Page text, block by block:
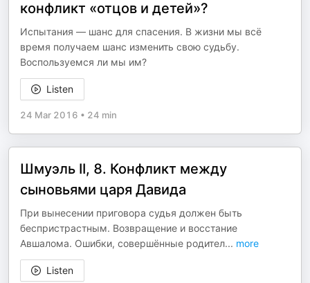
конфликт «отцов и детей»?
Испытания — шанс для спасения. В жизни мы всё
время получаем шанс изменить свою судьбу.
Воспользуемся ли мы им?
Listen
24 Mar 2016 • 24 min
Шмуэль II, 8. Конфликт между
сыновьями царя Давида
При вынесении приговора судья должен быть
беспристрастным. Возвращение и восстание
Авшалома. Ошибки, совершённые родител... more
Listen